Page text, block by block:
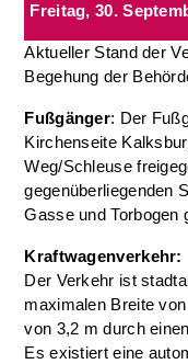
Freitag, 30.
Aktueller Stand der
Begehung der
Fußgänger: Der
Kirchenseite
Weg/Schleuse
gegenüberliegenden
Gasse und Torbogen
Kraftwagenverkehr:
Der Verkehr ist
maximalen Breite
von 3,2 m durch
Es existiert eine